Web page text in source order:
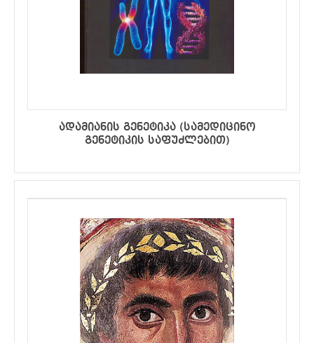
ადამიანის გენეტიკა (სამედიცინო
გენეტიკის საფუძლებით)